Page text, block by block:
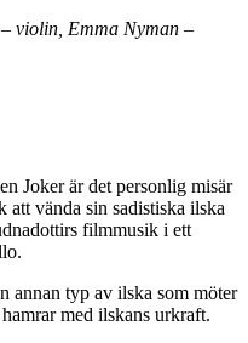
– violin, Emma Nyman –
Joker är det personlig misär
vända sin sadistiska ilska
filmmusik i ett
annan typ av ilska som möter
med ilskans urkraft.